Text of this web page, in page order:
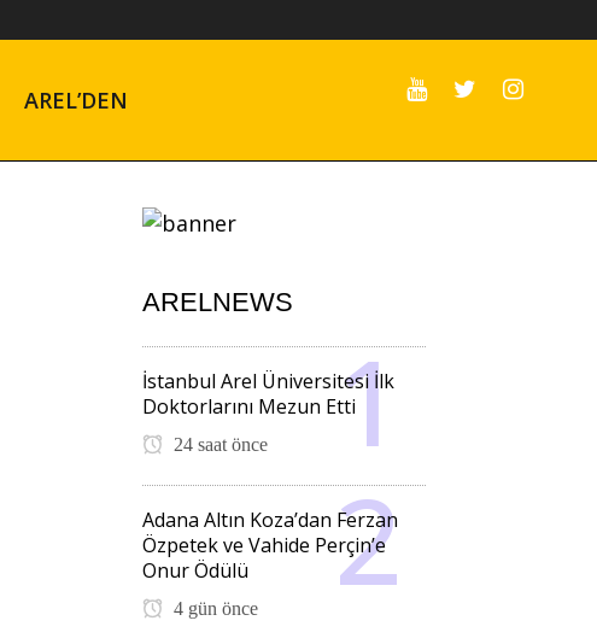
AREL’DEN
ARELNEWS
İstanbul Arel Üniversitesi İlk
Doktorlarını Mezun Etti
24 saat önce
Adana Altın Koza’dan Ferzan
Özpetek ve Vahide Perçin’e
Onur Ödülü
4 gün önce